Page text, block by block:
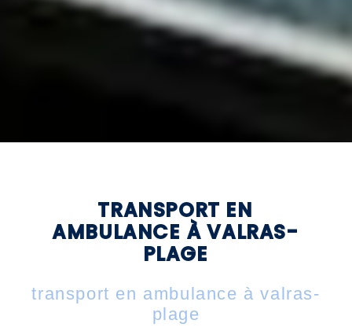
TRANSPORT EN
AMBULANCE À VALRAS-
PLAGE
transport en ambulance à valras-
plage